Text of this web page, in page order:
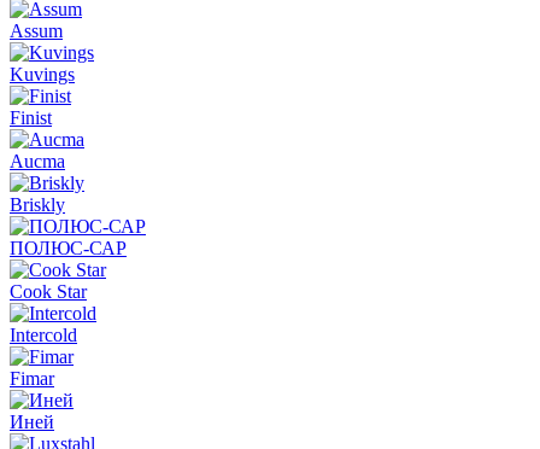
Assum
Kuvings
Finist
Aucma
Briskly
ПОЛЮС-САР
Cook Star
Intercold
Fimar
Иней